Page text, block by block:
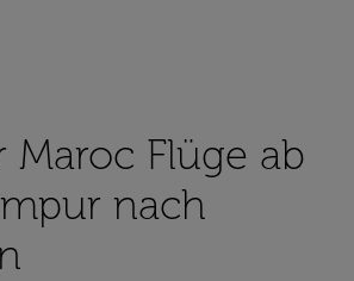
Maroc Flüge ab
nach